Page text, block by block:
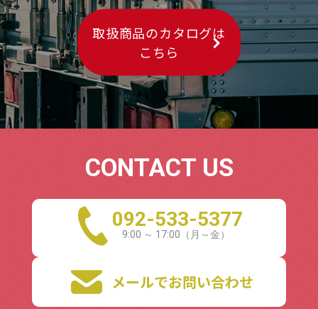
2026年1月28日（水）～29日（木）にインデックス大阪で開催
される、関西最大級の展示会『FOOD STYLE JAPAN 2026＜関
西＞』に、出展いたします。
当日は新商品の披露、試食会も予定しておりますので皆様のご
来場を心よりお待ちしております。
2025.12.19 新商品「相撲茶屋大塚監修 ちゃんこ鍋の
福岡・高砂の人気ちゃんこ鍋店「相撲茶屋大塚」監修による新
『ちゃんこ鍋のスープ（2人前）』を、2025年12月より全国で
販売開始いたします。
本商品は、鶏の旨みに胡椒がピリッと効いた秘伝の無添加スー
お好みの具材を加えるだけで、本格的なちゃんこ鍋をご家庭で
お楽しみいただけます。
詳細はこちらから
取扱商品のカタログは
こちら
CONTACT US
092-533-5377
メールでお問い合わせ